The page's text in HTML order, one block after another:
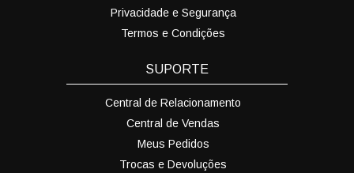
Privacidade e Segurança
Termos e Condições
SUPORTE
Central de Relacionamento
Central de Vendas
Meus Pedidos
Trocas e Devoluções